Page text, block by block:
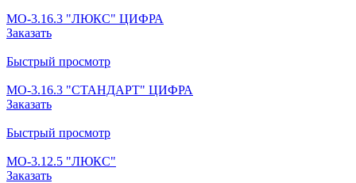
МО-3.16.3 "ЛЮКС" ЦИФРА
Заказать
Быстрый просмотр
МО-3.16.3 "СТАНДАРТ" ЦИФРА
Заказать
Быстрый просмотр
МО-3.12.5 "ЛЮКС"
Заказать